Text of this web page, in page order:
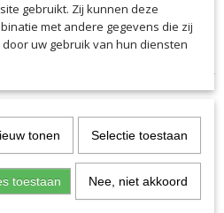
Power Grip
gebruikt. Zij kunnen deze
met andere gegevens die zij
uw gebruik van hun diensten
tonen Selectie toestaan
toestaan Nee, niet akkoord